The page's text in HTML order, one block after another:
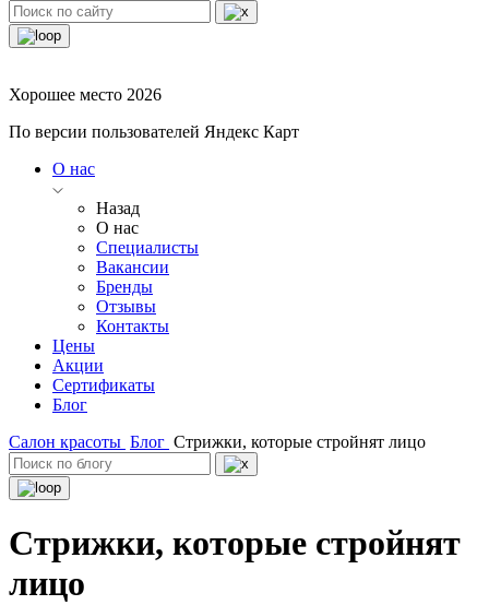
Хорошее место 2026
По версии пользователей Яндекс Карт
О нас
Назад
О нас
Специалисты
Вакансии
Бренды
Отзывы
Контакты
Цены
Акции
Сертификаты
Блог
Салон красоты Блог Стрижки, которые стройнят лицо
Стрижки, которые стройнят
лицо